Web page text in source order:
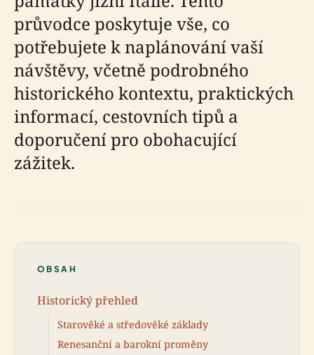
průvodce poskytuje vše, co
potřebujete k naplánování vaší
návštěvy, včetně podrobného
historického kontextu, praktických
informací, cestovních tipů a
doporučení pro obohacující
zážitek.
OBSAH
Historický přehled
Starověké a středověké základy
Renesanční a barokní proměny